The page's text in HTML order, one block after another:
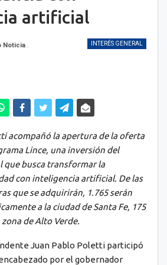
artificial
INTERÉS GENERAL
OK
acompañó la apertura de la oferta
Lince, una inversión del
que busca transformar la
con inteligencia artificial. De las
que se adquirirán, 1.765 serán
a la ciudad de Santa Fe, 175
zona de Alto Verde.
Juan Pablo Poletti participó
por el gobernador